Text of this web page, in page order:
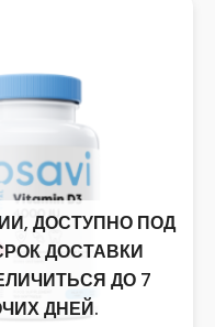
ДОСТУПНО ПОД
ДОСТАВКИ
ДО 7
ДНЕЙ.